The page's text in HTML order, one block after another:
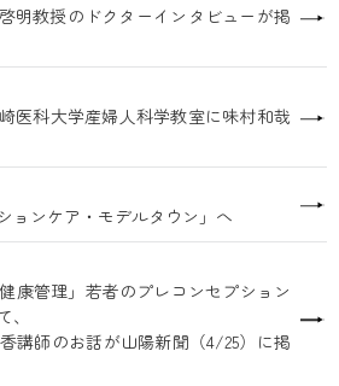
明教授のドクターインタビューが掲
医科大学産婦人科学教室に味村和哉
ョンケア・モデルタウン」へ
康管理」若者のプレコンセプション
講師のお話が山陽新聞（4/25）に掲